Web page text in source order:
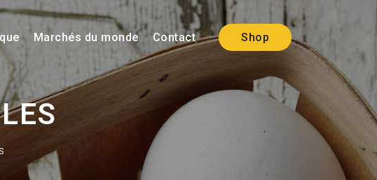
Marchés du monde Contact Shop